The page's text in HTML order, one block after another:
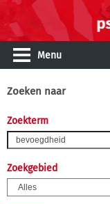
Menu
Zoeken naar
Zoekterm
Zoekgebied